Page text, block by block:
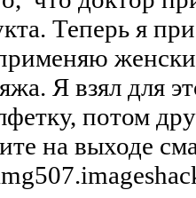
Теперь я
Я взял для
потом
на выходе